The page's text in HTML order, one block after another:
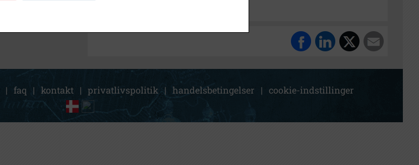
| faq | kontakt | privatlivspolitik | handelsbetingelser | cookie-indstillinger